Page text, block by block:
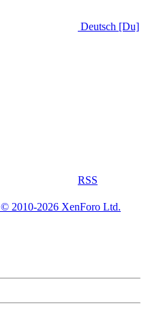
Deutsch [Du]
RSS
© 2010-2026 XenForo Ltd.